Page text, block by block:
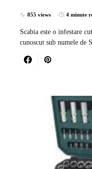
855 views 4 minute
Scabia este o infestare
cunoscut sub numele de